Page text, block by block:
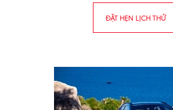
ĐẶT HẸN LỊCH THỬ